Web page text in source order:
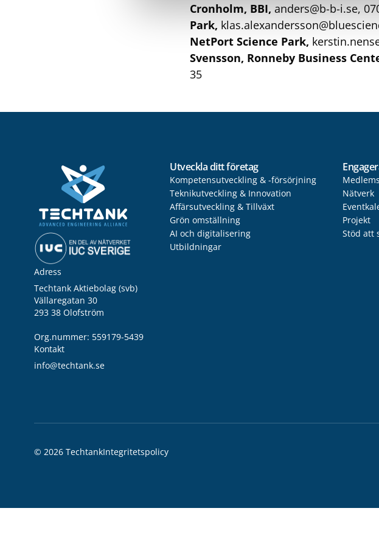
Cronholm, BBI, anders@b-b-i.se,
Park,
NetPort Science Park,
Svensson, Ronneby Business
35
Adress
Techtank Aktiebolag (svb)
Vällaregatan 30
293 38 Olofström
Org.nummer: 559179-5439
Kontakt
info@techtank.se
Utveckla ditt företag
Kompetensutveckling & -försörjning
Teknikutveckling & Innovation
Affärsutveckling & Tillväxt
Grön omställning
AI och digitalisering
Utbildningar
Nätverk
Projekt
Stöd att
© 2026 TechtankIntegritetspolicy